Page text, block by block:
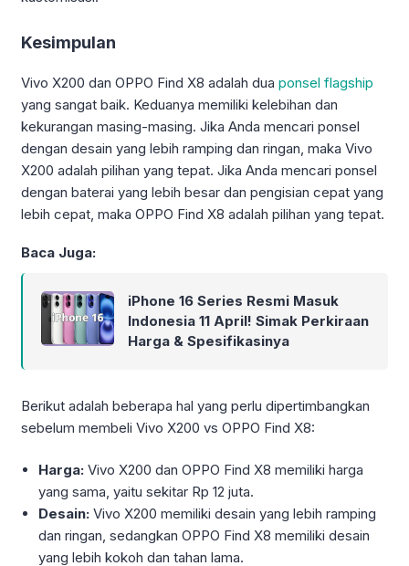
Kesimpulan
Vivo X200 dan OPPO Find X8 adalah dua ponsel flagship
yang sangat baik. Keduanya memiliki kelebihan dan
kekurangan masing-masing. Jika Anda mencari ponsel
dengan desain yang lebih ramping dan ringan, maka Vivo
X200 adalah pilihan yang tepat. Jika Anda mencari ponsel
dengan baterai yang lebih besar dan pengisian cepat yang
lebih cepat, maka OPPO Find X8 adalah pilihan yang tepat.
Baca Juga:
iPhone 16 Series Resmi Masuk
Indonesia 11 April! Simak Perkiraan
Harga & Spesifikasinya
Berikut adalah beberapa hal yang perlu dipertimbangkan
sebelum membeli Vivo X200 vs OPPO Find X8:
Harga: Vivo X200 dan OPPO Find X8 memiliki harga
yang sama, yaitu sekitar Rp 12 juta.
Desain: Vivo X200 memiliki desain yang lebih ramping
dan ringan, sedangkan OPPO Find X8 memiliki desain
yang lebih kokoh dan tahan lama.